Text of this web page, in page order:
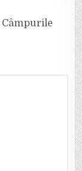
Câmpurile